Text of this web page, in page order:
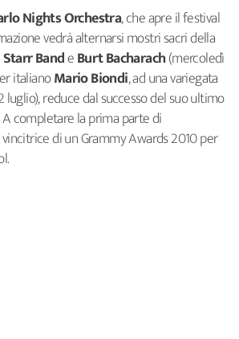
Nights Orchestra, che apre il festival
vedrà alternarsi mostri sacri della
BandeBurt Bacharach(mercoledì
italianoMario Biondi, ad una variegata
luglio), reduce dal successo del suo ultimo
completare la prima parte di
di un Grammy Awards 2010 per